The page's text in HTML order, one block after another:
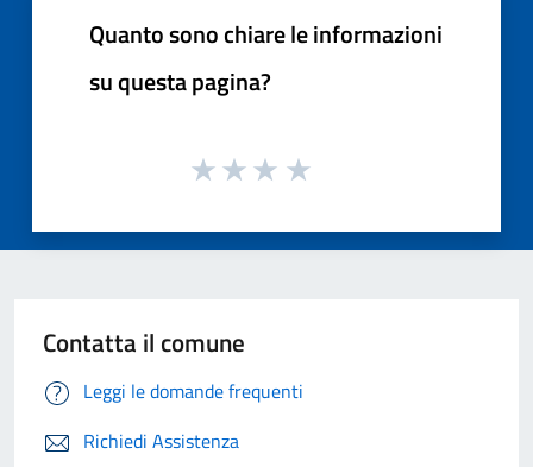
Quanto sono chiare le informazioni
su questa pagina?
Contatta il comune
Leggi le domande frequenti
Richiedi Assistenza